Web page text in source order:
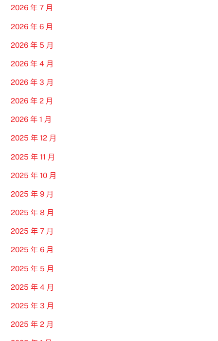
2026 年 7 月
2026 年 6 月
2026 年 5 月
2026 年 4 月
2026 年 3 月
2026 年 2 月
2026 年 1 月
2025 年 12 月
2025 年 11 月
2025 年 10 月
2025 年 9 月
2025 年 8 月
2025 年 7 月
2025 年 6 月
2025 年 5 月
2025 年 4 月
2025 年 3 月
2025 年 2 月